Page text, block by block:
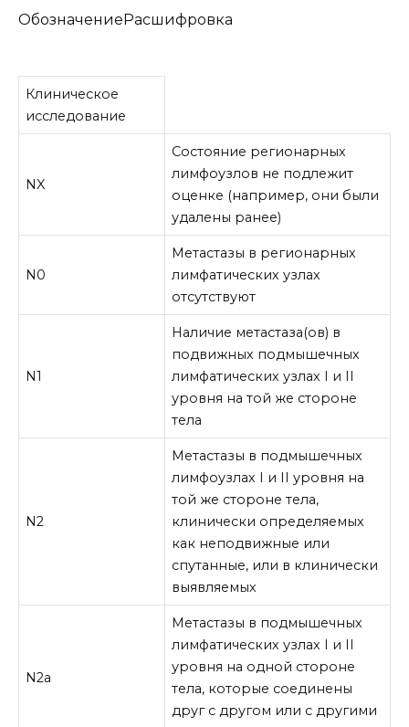
ОбозначениеРасшифровка
Клиническое
исследование
NX
Состояние регионарных
лимфоузлов не подлежит
оценке (например, они были
удалены ранее)
N0
Метастазы в регионарных
лимфатических узлах
отсутствуют
N1
Наличие метастаза(ов) в
подвижных подмышечных
лимфатических узлах I и II
уровня на той же стороне
тела
N2
Метастазы в подмышечных
лимфоузлах I и II уровня на
той же стороне тела,
клинически определяемых
как неподвижные или
спутанные, или в клинически
выявляемых
N2a
Метастазы в подмышечных
лимфатических узлах I и II
уровня на одной стороне
тела, которые соединены
друг с другом или с другими